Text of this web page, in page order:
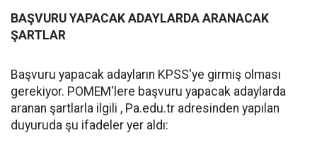
BAŞVURU YAPACAK ADAYLARDA ARANACAK
ŞARTLAR
Başvuru yapacak adayların KPSS'ye girmiş olması
gerekiyor. POMEM'lere başvuru yapacak adaylarda
aranan şartlarla ilgili , Pa.edu.tr adresinden yapılan
duyuruda şu ifadeler yer aldı: